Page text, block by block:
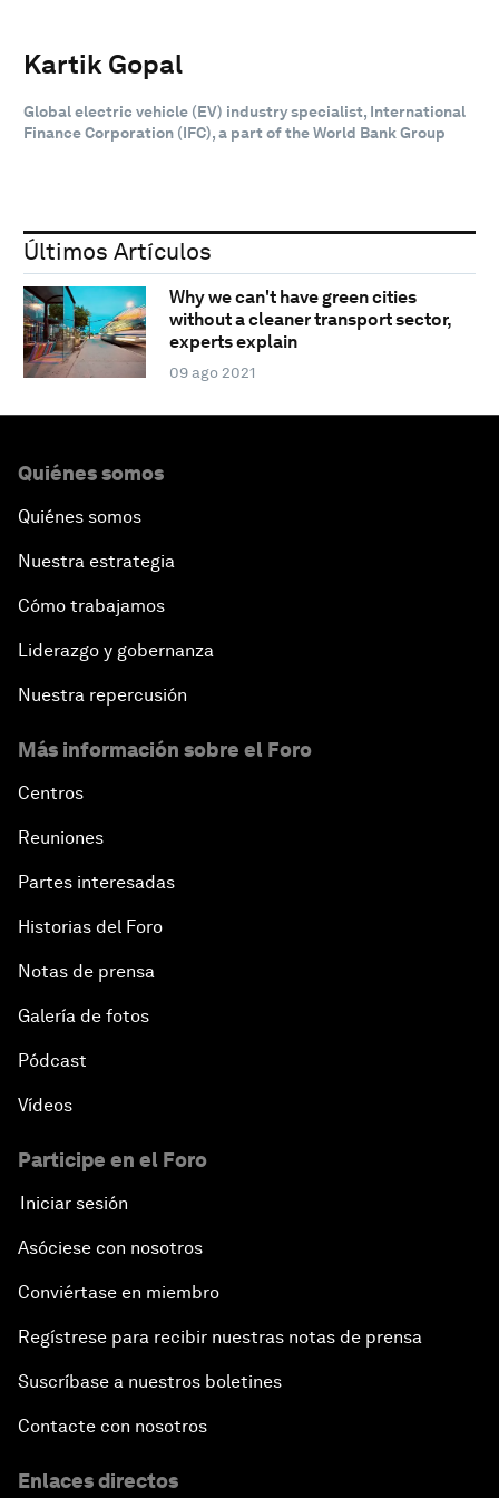
Kartik Gopal
Global electric vehicle (EV) industry specialist, International
Finance Corporation (IFC), a part of the World Bank Group
Últimos Artículos
Why we can't have green cities
without a cleaner transport sector,
experts explain
09 ago 2021
Quiénes somos
Quiénes somos
Nuestra estrategia
Cómo trabajamos
Liderazgo y gobernanza
Nuestra repercusión
Más información sobre el Foro
Centros
Reuniones
Partes interesadas
Historias del Foro
Notas de prensa
Galería de fotos
Pódcast
Vídeos
Participe en el Foro
Iniciar sesión
Asóciese con nosotros
Conviértase en miembro
Regístrese para recibir nuestras notas de prensa
Suscríbase a nuestros boletines
Contacte con nosotros
Enlaces directos